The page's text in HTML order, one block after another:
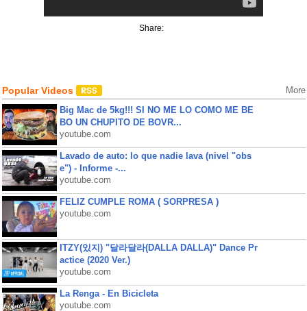
Share:
Popular Videos More
Big Mac de 5kg!!! SI NO ME LO COMO ME BE
BO UN CHUPITO DE BOVR...
youtube.com
Lavado de auto: lo que nadie lava (nivel "obs
e") - Informe -...
youtube.com
FELIZ CUMPLE ROMA ( SORPRESA )
youtube.com
ITZY(있지) "달라달라(DALLA DALLA)" Dance Pr
actice (2020 Ver.)
youtube.com
La Renga - En Bicicleta
youtube.com